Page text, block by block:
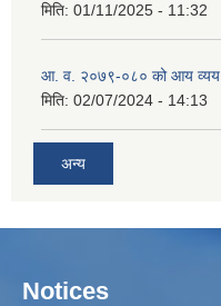
मिति: 01/11/2025 - 11:32
आ. व. २०७९-०८० को आय व्यय
मिति: 02/07/2024 - 14:13
अन्य
Notices